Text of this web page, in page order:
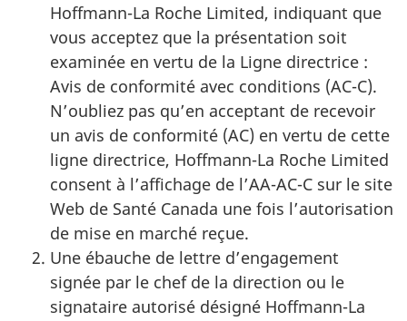
Hoffmann-La Roche Limited, indiquant que
vous acceptez que la présentation soit
examinée en vertu de la Ligne directrice :
Avis de conformité avec conditions (AC-C).
N’oubliez pas qu’en acceptant de recevoir
un avis de conformité (AC) en vertu de cette
ligne directrice, Hoffmann-La Roche Limited
consent à l’affichage de l’AA-AC-C sur le site
Web de Santé Canada une fois l’autorisation
de mise en marché reçue.
Une ébauche de lettre d’engagement
signée par le chef de la direction ou le
signataire autorisé désigné Hoffmann-La